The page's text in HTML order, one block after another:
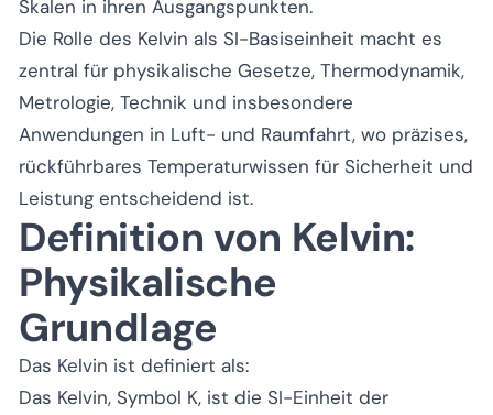
Skalen in ihren Ausgangspunkten.
Die Rolle des Kelvin als SI-Basiseinheit macht es
zentral für physikalische Gesetze, Thermodynamik,
Metrologie, Technik und insbesondere
Anwendungen in Luft- und Raumfahrt, wo präzises,
rückführbares Temperaturwissen für Sicherheit und
Leistung entscheidend ist.
Definition von Kelvin:
Physikalische
Grundlage
Das Kelvin ist definiert als:
Das Kelvin, Symbol K, ist die SI-Einheit der